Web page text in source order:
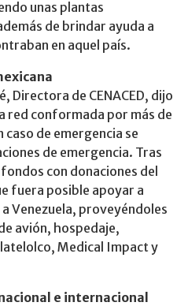
unas plantas
de brindar ayuda a
en aquel país.
Directora de CENACED, dijo
red conformada por más de
de emergencia se
de emergencia. Tras
con donaciones del
fuera posible apoyar a
Venezuela, proveyéndoles
avión, hospedaje,
Medical Impact y
e internacional